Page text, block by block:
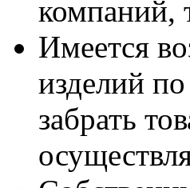
компаний,
Имеется
изделий
забрать